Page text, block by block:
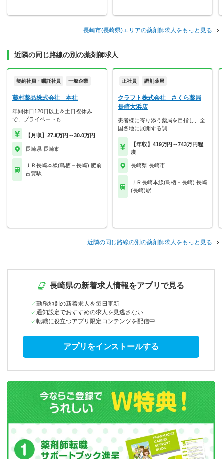
長崎市(長崎県)エリアの薬剤師求人をもっと見る
近隣の同じ路線の別の薬剤師求人
契約社員・嘱託社員 一般企業
藤村薬品株式会社 本社
年間休日120日以上＆土日祝休み
で、プライベートも…
【月収】27.8万円～30.0万円
長崎県 長崎市
ＪＲ長崎本線(鳥栖－長崎) 肥前
古賀駅
正社員 調剤薬局
クラフト株式会社 さくら薬局
長崎大浜店
患者様に寄り添う薬局を目指し、全
国各地に展開する調…
【年収】419万円～743万円程
度
長崎県 長崎市
ＪＲ長崎本線(鳥栖－長崎) 長崎
(長崎)駅
近隣の同じ路線の別の薬剤師求人をもっと見る
長崎県の新着求人情報をアプリで見る
勤務地別の新着求人を毎日更新
通知設定でおすすめの求人を見逃さない
転職に役立つアプリ限定コンテンツを配信中
アプリをインストールする